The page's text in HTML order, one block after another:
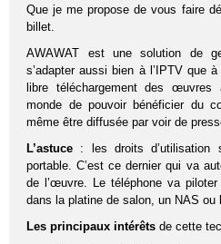
Que je me propose de vous faire
billet.
AWAWAT est une solution de
s’adapter aussi bien à l’IPTV que
libre téléchargement des
monde de pouvoir bénéficier du
même être diffusée par voir de
L’astuce : les droits d’utilisation
portable. C’est ce dernier qui va
de l’œuvre. Le téléphone va
dans la platine de salon, un NAS ou
Les principaux intérêts de cette